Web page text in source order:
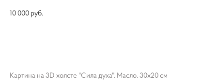
10 000 pуб.
Картина на 3D холсте "Сила духа". Масло. 30х20 см